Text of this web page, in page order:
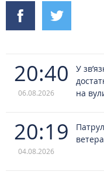
20:40
06.08.2026
У
на
20:19
04.08.2026